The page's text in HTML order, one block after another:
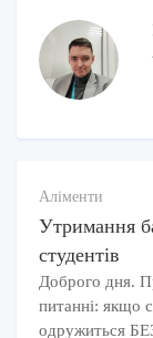
Аліменти
Утримання
студентів
Доброго дня.
питанні: якщо
одружиться